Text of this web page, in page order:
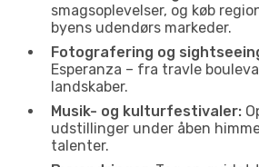
smagsoplevelser, og køb
byens udendørs markeder.
Fotografering og
Esperanza – fra travle
landskaber.
Musik- og kulturfestivaler:
udstillinger under åben
talenter.